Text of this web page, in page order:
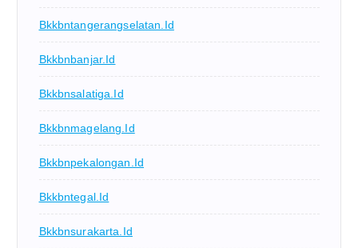
Bkkbntangerangselatan.id
Bkkbnbanjar.id
Bkkbnsalatiga.id
Bkkbnmagelang.id
Bkkbnpekalongan.id
Bkkbntegal.id
Bkkbnsurakarta.id